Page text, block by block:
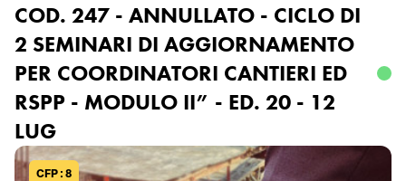
COD. 247 - ANNULLATO - CICLO DI
2 SEMINARI DI AGGIORNAMENTO
PER COORDINATORI CANTIERI ED
RSPP - MODULO II” - ED. 20 - 12
LUG
CFP : 8